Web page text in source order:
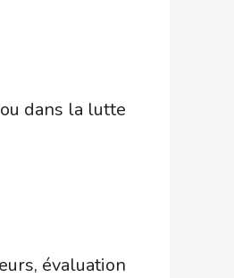
dans la lutte
évaluation